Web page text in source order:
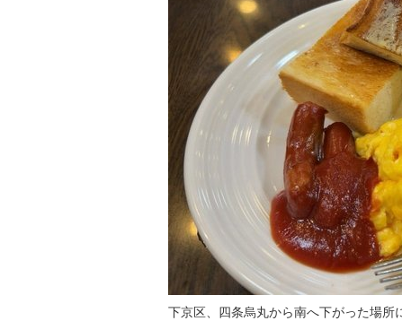
下京区、四条烏丸から南へ下がった場所